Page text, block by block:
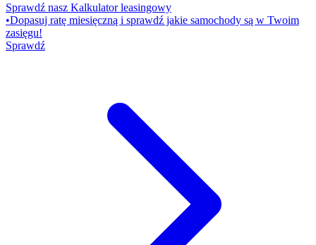
Sprawdź nasz Kalkulator leasingowy
•Dopasuj ratę miesięczną i sprawdź jakie samochody są w Twoim
zasięgu!
Sprawdź